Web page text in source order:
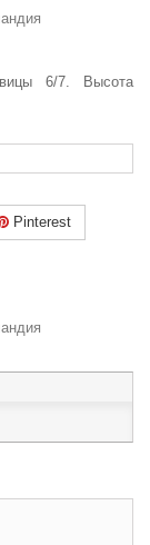
6/7. Высота
Pinterest